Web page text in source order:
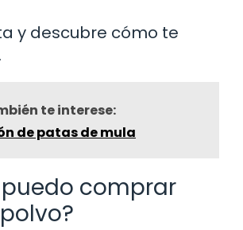
y descubre cómo te
te interese:
de patas de mula
comprar